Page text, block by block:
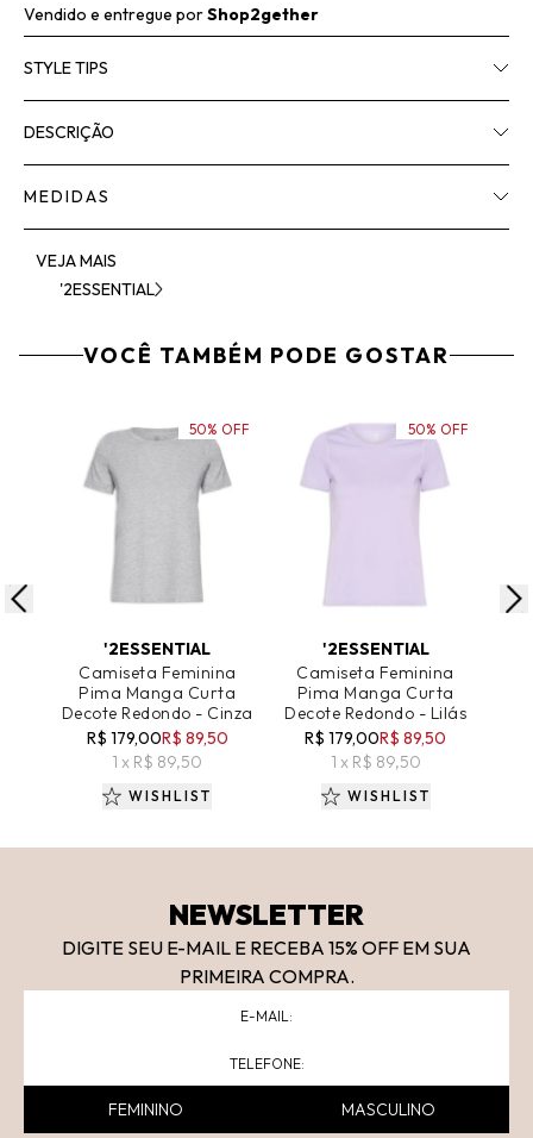
Vendido e entregue porShop2gether
STYLE TIPS
DESCRIÇÃO
MEDIDAS
VEJA MAIS
'2ESSENTIAL
VOCÊ TAMBÉM PODE GOSTAR
'2ESSENTIAL
Camiseta Feminina
Pima Manga Curta
Decote Redondo - Cinza
R$ 179,00R$ 89,50
1 x R$ 89,50
50% OFF
WISHLIST
'2ESSENTIAL
Camiseta Feminina
Pima Manga Curta
Decote Redondo - Lilás
R$ 179,00R$ 89,50
1 x R$ 89,50
50% OFF
WISHLIST
NEWSLETTER
DIGITE SEU E-MAIL E RECEBA 15% OFF EM SUA
PRIMEIRA COMPRA.
FEMININO MASCULINO